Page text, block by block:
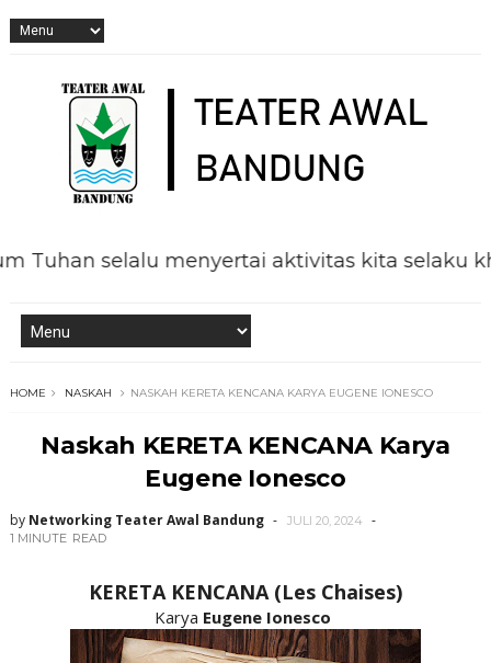
selalu menyertai aktivitas kita selaku
HOME NASKAH NASKAH KERETA KENCANA KARYA EUGENE IONESCO
Naskah KERETA KENCANA Karya
Eugene Ionesco
by Networking Teater Awal Bandung
JULI 20, 2024
1 MINUTE READ
KERETA KENCANA (Les Chaises)
Karya Eugene Ionesco